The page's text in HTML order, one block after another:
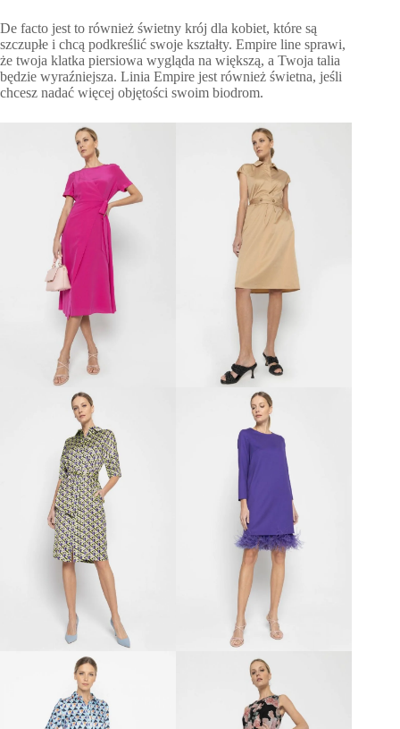
De facto jest to również świetny krój dla kobiet, które są
szczupłe i chcą podkreślić swoje kształty. Empire line sprawi,
że twoja klatka piersiowa wygląda na większą, a Twoja talia
będzie wyraźniejsza. Linia Empire jest również świetna, jeśli
chcesz nadać więcej objętości swoim biodrom.